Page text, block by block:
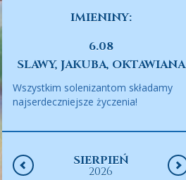
IMIENINY:
6.08
SLAWY, JAKUBA, OKTAWIANA
Wszystkim solenizantom składamy
najserdeczniejsze życzenia!
SIERPIEŃ
2026